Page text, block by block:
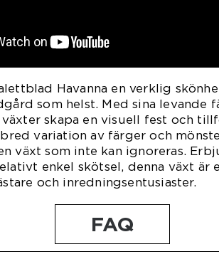
Havanna en verklig
som helst. Med sina levande
växter skapa en visuell fest och
variation av färger och
växt som inte kan ignoreras.
enkel skötsel, denna växt är
och inredningsentusiaster.
FAQ